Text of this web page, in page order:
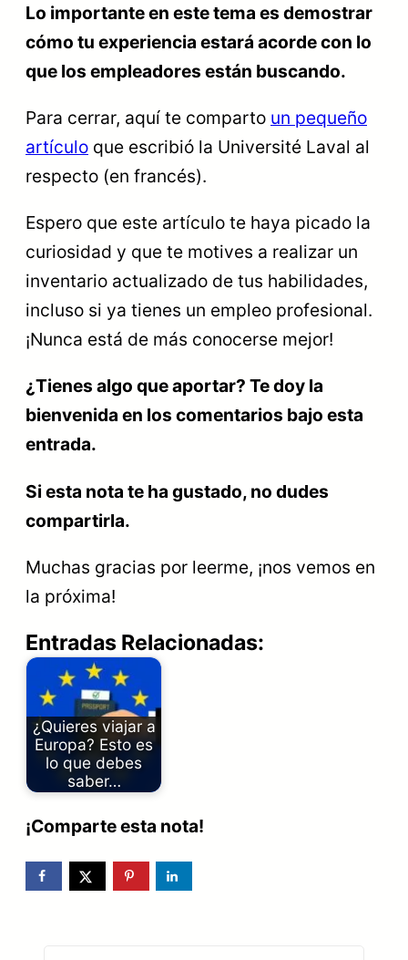
Lo importante en este tema es demostrar
cómo tu experiencia estará acorde con lo
que los empleadores están buscando.
Para cerrar, aquí te comparto un pequeño
artículo que escribió la Université Laval al
respecto (en francés).
Espero que este artículo te haya picado la
curiosidad y que te motives a realizar un
inventario actualizado de tus habilidades,
incluso si ya tienes un empleo profesional.
¡Nunca está de más conocerse mejor!
¿Tienes algo que aportar? Te doy la
bienvenida en los comentarios bajo esta
entrada.
Si esta nota te ha gustado, no dudes
compartirla.
Muchas gracias por leerme, ¡nos vemos en
la próxima!
Entradas Relacionadas:
¿Quieres viajar a
Europa? Esto es
lo que debes
saber…
¡Comparte esta nota!